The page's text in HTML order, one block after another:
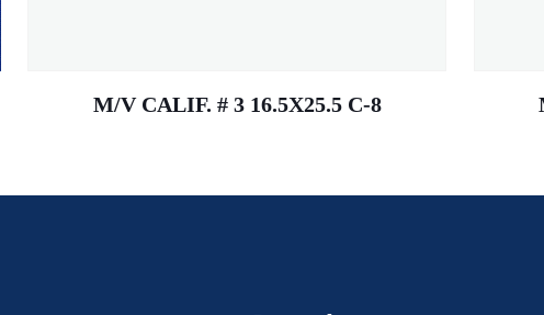
M/V CALIF. # 3 16.5X25.5 C-8